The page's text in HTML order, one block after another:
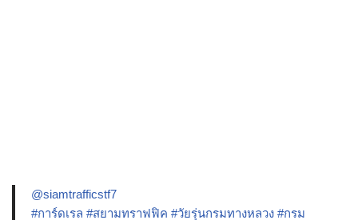
@siamtrafficstf7
#การ์ดเรล #สยามทราฟฟิค #วัยรุ่นกรมทางหลวง #กรม